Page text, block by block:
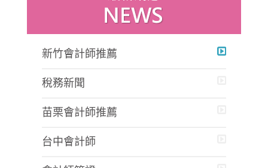
新竹會計師推薦
稅務新聞
苗栗會計師推薦
台中會計師